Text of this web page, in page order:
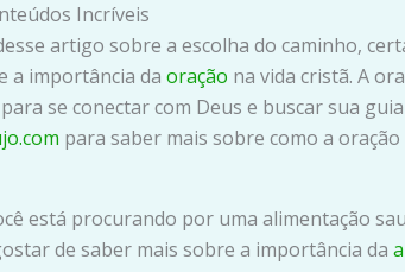
Incríveis
artigo sobre a escolha do caminho,
a importância da oração na vida cristã. A
se conectar com Deus e buscar sua
para saber mais sobre como a
está procurando por uma alimentação
de saber mais sobre a importância da